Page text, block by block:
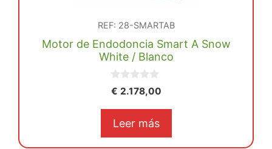
REF: 28-SMARTAB
Motor de Endodoncia Smart A Snow
White / Blanco
0
d
€ 2.178,00
Leer más